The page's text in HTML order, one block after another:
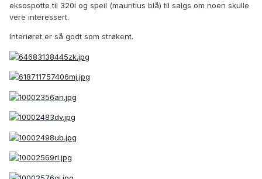
eksospotte til 320i og speil (mauritius blå) til salgs om noen skulle
vere interessert.
Interiøret er så godt som strøkent.